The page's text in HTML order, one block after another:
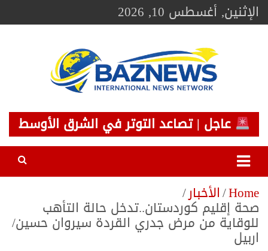
Skip
toالإثنين, أغسطس 10, 2026
BAZNEWS
شبكة باز الإخبارية
عاجل | تصاعد التوتر في الشرق الأوسط
Home الأخبار
صحة إقليم كوردستان..تدخل حالة التأهب
للوقاية من مرض جدري القردة سيروان حسين/
اربيل